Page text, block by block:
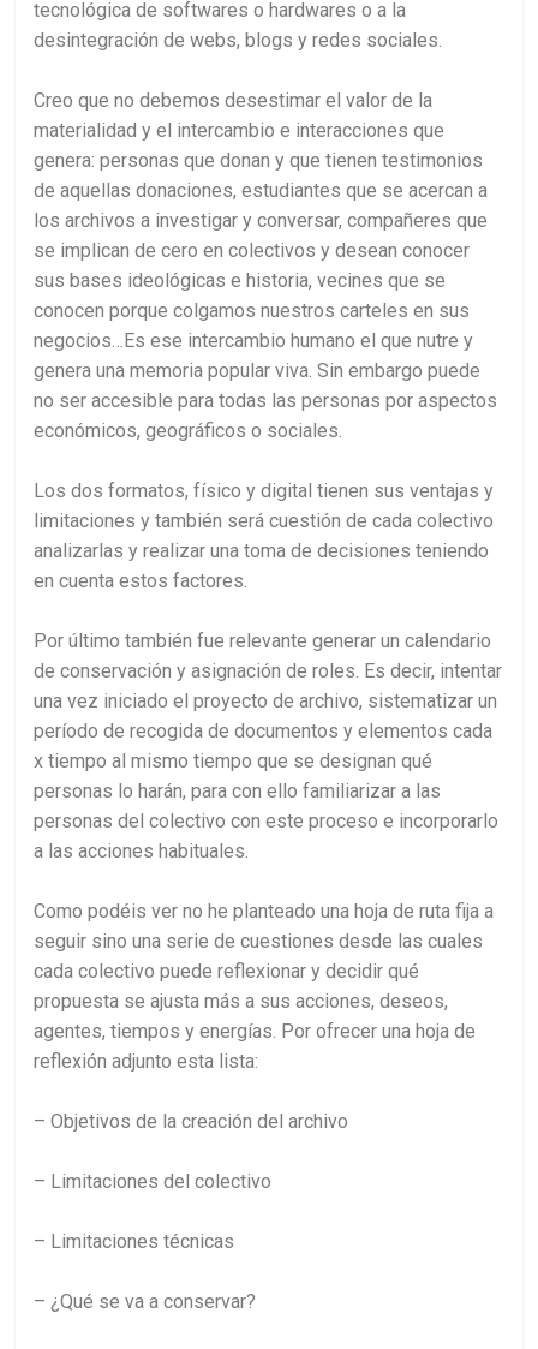
tecnológica de softwares o hardwares o a la
desintegración de webs, blogs y redes sociales.
Creo que no debemos desestimar el valor de la
materialidad y el intercambio e interacciones que
genera: personas que donan y que tienen testimonios
de aquellas donaciones, estudiantes que se acercan a
los archivos a investigar y conversar, compañeres que
se implican de cero en colectivos y desean conocer
sus bases ideológicas e historia, vecines que se
conocen porque colgamos nuestros carteles en sus
negocios…Es ese intercambio humano el que nutre y
genera una memoria popular viva. Sin embargo puede
no ser accesible para todas las personas por aspectos
económicos, geográficos o sociales.
Los dos formatos, físico y digital tienen sus ventajas y
limitaciones y también será cuestión de cada colectivo
analizarlas y realizar una toma de decisiones teniendo
en cuenta estos factores.
Por último también fue relevante generar un calendario
de conservación y asignación de roles. Es decir, intentar
una vez iniciado el proyecto de archivo, sistematizar un
período de recogida de documentos y elementos cada
x tiempo al mismo tiempo que se designan qué
personas lo harán, para con ello familiarizar a las
personas del colectivo con este proceso e incorporarlo
a las acciones habituales.
Como podéis ver no he planteado una hoja de ruta fija a
seguir sino una serie de cuestiones desde las cuales
cada colectivo puede reflexionar y decidir qué
propuesta se ajusta más a sus acciones, deseos,
agentes, tiempos y energías. Por ofrecer una hoja de
reflexión adjunto esta lista:
– Objetivos de la creación del archivo
– Limitaciones del colectivo
– Limitaciones técnicas
– ¿Qué se va a conservar?